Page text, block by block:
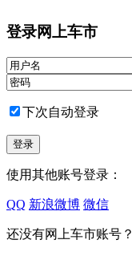
登录网上车市
下次自动登录
使用其他账号登录：
QQ 新浪微博 微信
还没有网上车市账号？